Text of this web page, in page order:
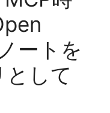
ートを
して